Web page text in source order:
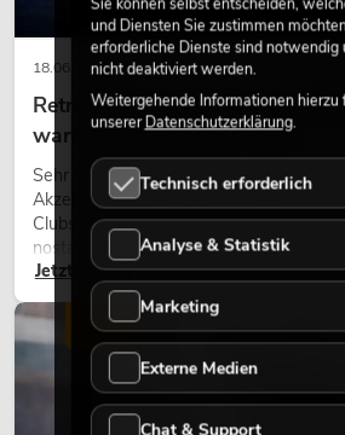
18.06.2026
Retro-Licht im modernen
warmes Licht wieder wirkt
Sehr warmes Licht, sichtbare
Akzente prägen viele aktuelle
Clubs und bei Events. Retro-Licht ist
nostalgischer Effekt, sondern ein
Gestaltungsmittel: Es schafft
Charakter und kann technische LED-
wirken lassen.
Jetzt lesen
LICHT
und Diensten Sie zustimmen
erforderliche Dienste sind notwendig
nicht deaktiviert werden.
Weitergehende Informationen hierzu
unsererDatenschutzerklärung.
Technisch erforderlich
Analyse & Statistik
Marketing
Externe Medien
Chat & Support